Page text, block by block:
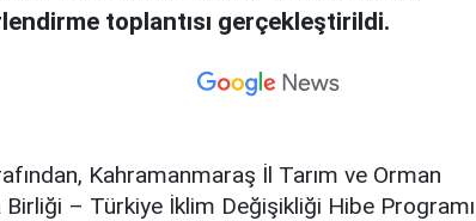
toplantısı gerçekleştirildi.
Kahramanmaraş İl Tarım ve Orman
– Türkiye İklim Değişikliği Hibe Programı